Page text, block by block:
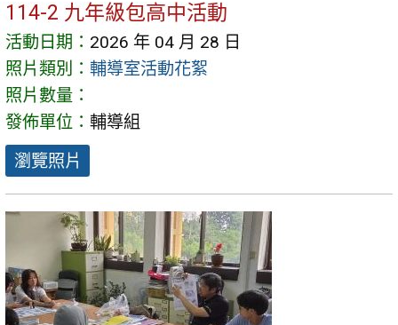
114-2 九年級包高中活動
活動日期： 2026 年 04 月 28 日
照片類別： 輔導室活動花絮
照片數量：
發佈單位： 輔導組
瀏覽照片